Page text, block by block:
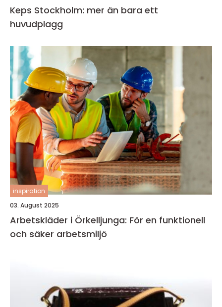
Keps Stockholm: mer än bara ett
huvudplagg
inspiration
03. August 2025
Arbetskläder i Örkelljunga: För en funktionell
och säker arbetsmiljö